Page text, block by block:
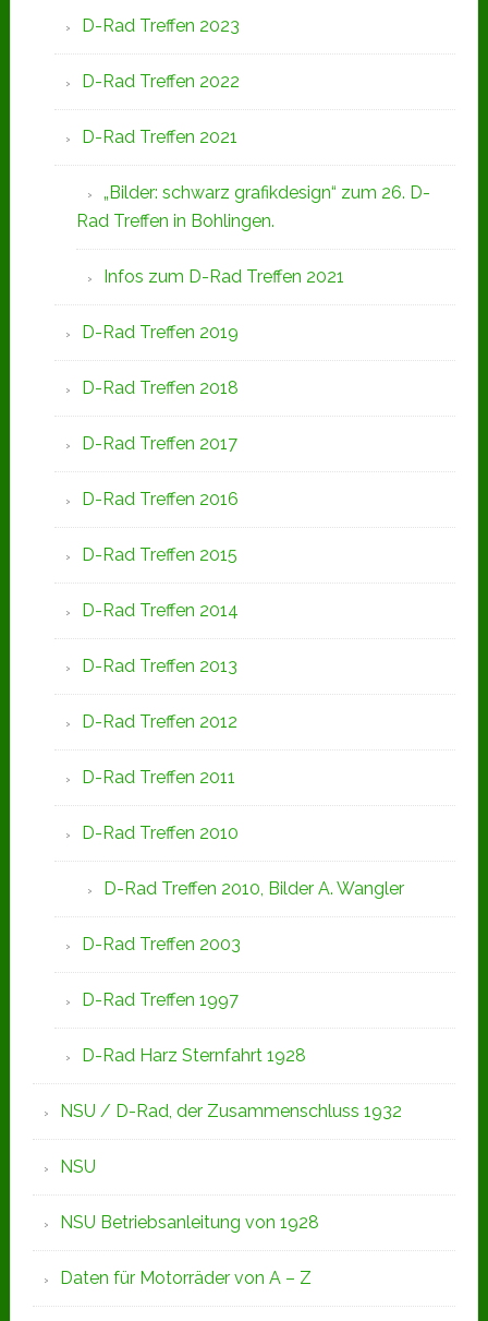
D-Rad Treffen 2023
D-Rad Treffen 2022
D-Rad Treffen 2021
„Bilder: schwarz grafikdesign“ zum 26. D-
Rad Treffen in Bohlingen.
Infos zum D-Rad Treffen 2021
D-Rad Treffen 2019
D-Rad Treffen 2018
D-Rad Treffen 2017
D-Rad Treffen 2016
D-Rad Treffen 2015
D-Rad Treffen 2014
D-Rad Treffen 2013
D-Rad Treffen 2012
D-Rad Treffen 2011
D-Rad Treffen 2010
D-Rad Treffen 2010, Bilder A. Wangler
D-Rad Treffen 2003
D-Rad Treffen 1997
D-Rad Harz Sternfahrt 1928
NSU / D-Rad, der Zusammenschluss 1932
NSU
NSU Betriebsanleitung von 1928
Daten für Motorräder von A – Z